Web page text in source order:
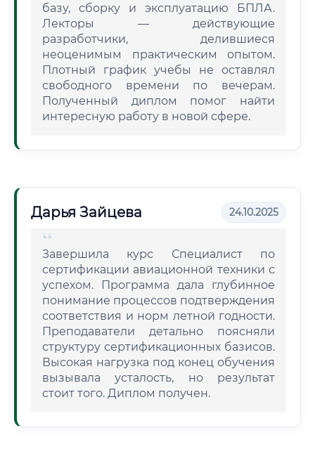
базу, сборку и эксплуатацию БПЛА.
Лекторы — действующие
разработчики, делившиеся
неоценимым практическим опытом.
Плотный график учебы не оставлял
свободного времени по вечерам.
Полученный диплом помог найти
интересную работу в новой сфере.
Дарья Зайцева 24.10.2025
Завершила курс Специалист по
сертификации авиационной техники с
успехом. Программа дала глубинное
понимание процессов подтверждения
соответствия и норм летной годности.
Преподаватели детально поясняли
структуру сертификационных базисов.
Высокая нагрузка под конец обучения
вызывала усталость, но результат
стоит того. Диплом получен.